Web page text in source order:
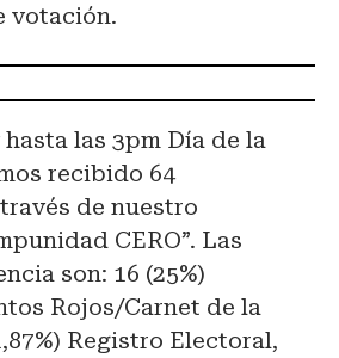
votación.
hasta las 3pm Día de la
recibido 64
de nuestro
CERO”. Las
son: 16 (25%)
Rojos/Carnet de la
Registro Electoral,